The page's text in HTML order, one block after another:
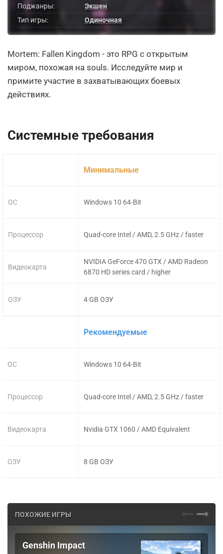
Поджанры:
Экшен
Тип игры:
Одиночная
Mortem: Fallen Kingdom - это RPG с открытым
миром, похожая на souls. Исследуйте мир и
примите участие в захватывающих боевых
действиях.
Системные требования
ОС
Процессор
Видеокарта
ОЗУ
Минимальные
Windows 10 64-Bit
Quad-core Intel / AMD, 2.5 GHz / faster
NVIDIA GeForce 470 GTX / AMD Radeon
6870 HD series card / higher
4 GB ОЗУ
ОС
Процессор
Видеокарта
ОЗУ
Рекомендуемые
Windows 10 64-Bit
Quad-core Intel / AMD, 2.5 GHz / faster
Nvidia GTX 1060 / AMD Equivalent
8 GB ОЗУ
ПОХОЖИЕ ИГРЫ
Genshin Impact